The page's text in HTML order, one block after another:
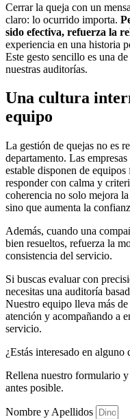
Cerrar la queja con un
claro: lo ocurrido importa.
sido efectiva, refuerza la
experiencia en una historia
Este gesto sencillo es una
nuestras auditorías.
Una cultura
equipo
La gestión de quejas no es
departamento. Las
estable disponen de
responder con calma y
coherencia no solo mejora la
sino que aumenta la
Además, cuando una
bien resueltos, refuerza la
consistencia del servicio.
Si buscas evaluar con
necesitas una auditoría
Nuestro equipo lleva más
atención y acompañando a
servicio.
¿Estás interesado en alguno
Rellena nuestro formulario
antes posible.
Nombre y Apellidos